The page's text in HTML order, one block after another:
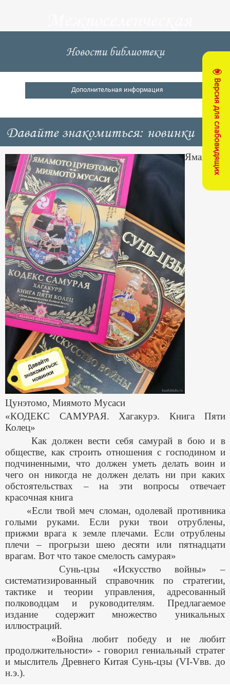
Версия для слабовидящих
центральная
библиотека
Кущевский район
Новости библиотеки
Дополнительная информация
Давайте знакомиться: новинки
Ямамото
Цунэтомо, Миямото Мусаси
«КОДЕКС САМУРАЯ. Хагакурэ. Книга Пяти
Колец»
Как должен вести себя самурай в бою и в
обществе, как строить отношения с господином и
подчиненными, что должен уметь делать воин и
чего он никогда не должен делать ни при каких
обстоятельствах – на эти вопросы отвечает
красочная книга
«Если твой меч сломан, одолевай противника
голыми руками. Если руки твои отрублены,
прижми врага к земле плечами. Если отрублены
плечи – прогрызи шею десяти или пятнадцати
врагам. Вот что такое смелость самурая»
Сунь-цзы «Искусство войны» –
систематизированный справочник по стратегии,
тактике и теории управления, адресованный
полководцам и руководителям. Предлагаемое
издание содержит множество уникальных
иллюстраций.
«Война любит победу и не любит
продолжительности» - говорил гениальный стратег
и мыслитель Древнего Китая Сунь-цзы (VI-Vвв. до
н.э.).